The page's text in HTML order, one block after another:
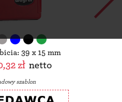
39 x 15 mm
zł netto
szablon